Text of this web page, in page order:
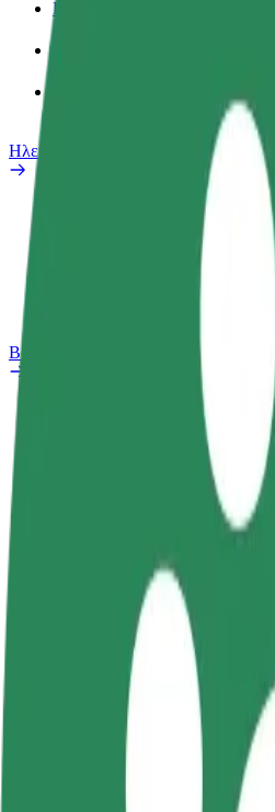
Προφίλ Εργασίας
Ηλεκτρικά ποδήλατα
Αναφορά προβλήματος
Bolt Plus
Πώς να συμμετάσχετε
Κερδίστε χρήματα με τους
δικούς σας όρους
Πώς να φτάσεις από OMV -
Ψάχνεις τον καλύτερο τρόπο να